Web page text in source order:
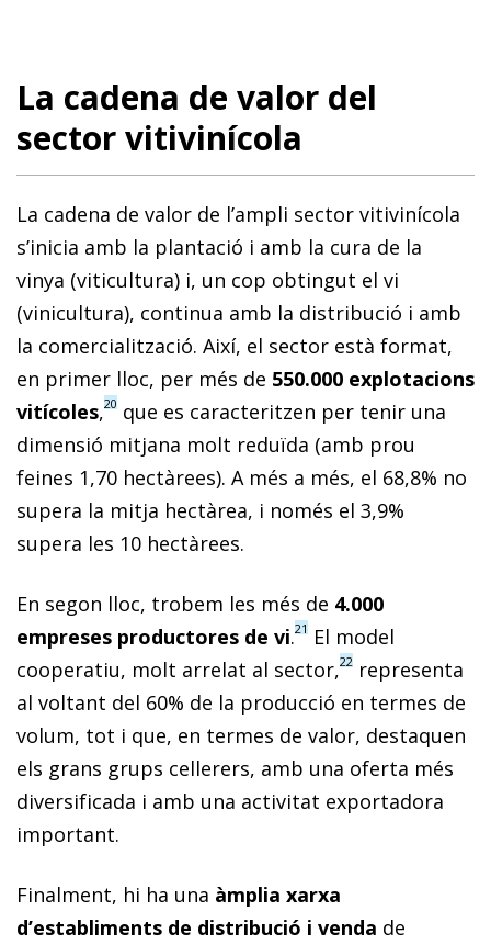
La cadena de valor del
sector vitivinícola
La cadena de valor de l’ampli sector vitivinícola
s’inicia amb la plantació i amb la cura de la
vinya (viticultura) i, un cop obtingut el vi
(vinicultura), continua amb la distribució i amb
la comercialització. Així, el sector està format,
en primer lloc, per més de 550.000 explotacions
vitícoles,20 que es caracteritzen per tenir una
dimensió mitjana molt reduïda (amb prou
feines 1,70 hectàrees). A més a més, el 68,8% no
supera la mitja hectàrea, i només el 3,9%
supera les 10 hectàrees.
En segon lloc, trobem les més de 4.000
empreses productores de vi.21 El model
cooperatiu, molt arrelat al sector,22 representa
al voltant del 60% de la producció en termes de
volum, tot i que, en termes de valor, destaquen
els grans grups cellerers, amb una oferta més
diversificada i amb una activitat exportadora
important.
Finalment, hi ha una àmplia xarxa
d’establiments de distribució i venda de